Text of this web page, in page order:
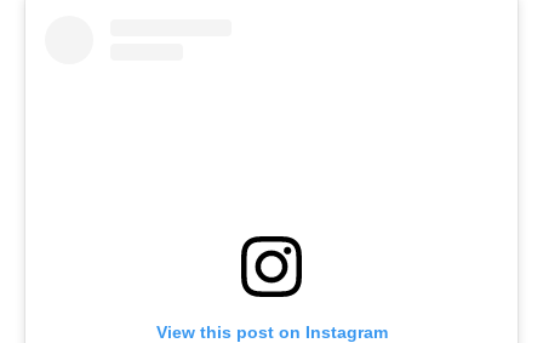
View this post on Instagram